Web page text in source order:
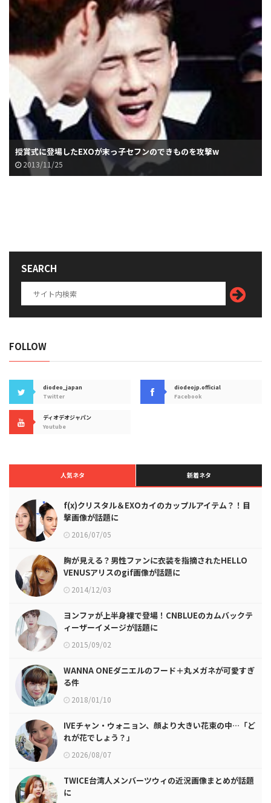
授賞式に登場したEXOが末っ子セフンのできものを攻撃w
2013/11/25
SEARCH
FOLLOW
diodeo_japan
Twitter
diodeojp.official
Facebook
ディオデオジャパン
Youtube
人気ネタ 新着ネタ
f(x)クリスタル＆EXOカイのカップルアイテム？！目
撃画像が話題に
2016/07/05
胸が見える？男性ファンに衣装を指摘されたHELLO
VENUSアリスのgif画像が話題に
2014/12/03
ヨンファが上半身裸で登場！CNBLUEのカムバックテ
ィーザーイメージが話題に
2015/09/02
WANNA ONEダニエルのフード＋丸メガネが可愛すぎ
る件
2018/01/10
IVEチャン・ウォニョン、顔より大きい花束の中…「ど
れが花でしょう？」
2026/08/07
TWICE台湾人メンバーツウィの近況画像まとめが話題
に